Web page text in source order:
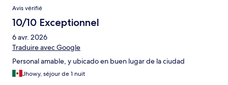
Avis vérifié
10/10 Exceptionnel
6 avr. 2026
Traduire avec Google
Personal amable, y ubicado en buen lugar de la ciudad
Jhowy, séjour de 1 nuit